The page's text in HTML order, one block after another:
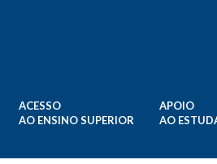
ACESSO
AO ENSINO SUPERIOR
APOIO
AO